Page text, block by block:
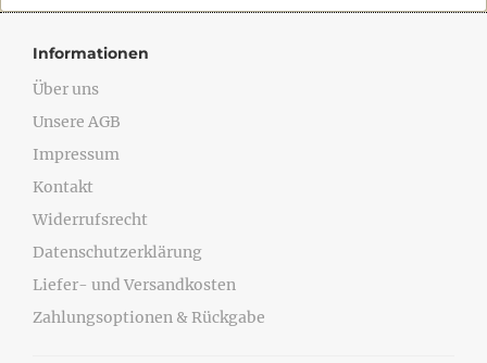
Informationen
Über uns
Unsere AGB
Impressum
Kontakt
Widerrufsrecht
Datenschutzerklärung
Liefer- und Versandkosten
Zahlungsoptionen & Rückgabe